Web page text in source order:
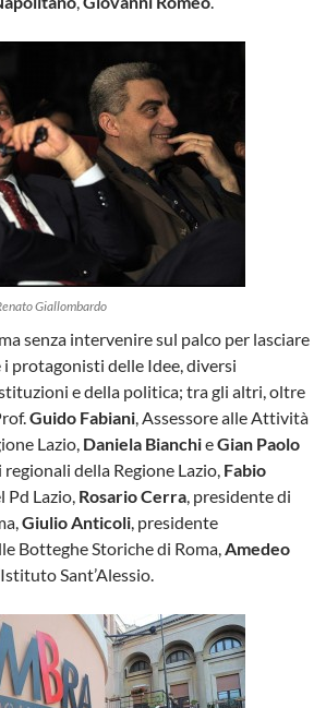
Giallombardo
senza intervenire sul palco per lasciare
i protagonisti delle Idee, diversi
e della politica; tra gli altri, oltre
Guido Fabiani, Assessore alle Attività
Lazio, Daniela BianchieGian Paolo
regionali della Regione Lazio, Fabio
Pd Lazio, Rosario Cerra, presidente di
Giulio Anticoli, presidente
Botteghe Storiche di Roma,Amedeo
Sant’Alessio.